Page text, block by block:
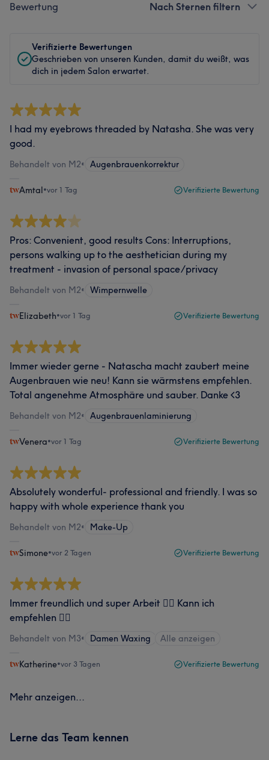
Bewertung Nach Sternen filtern
Verifizierte Bewertungen
Geschrieben von unseren Kunden, damit du weißt, was
dich in jedem Salon erwartet.
I had my eyebrows threaded by Natasha. She was very
good.
Behandelt von M2• Augenbrauenkorrektur
Amtal•vor 1 Tag Verifizierte Bewertung
Pros: Convenient, good results Cons: Interruptions,
persons walking up to the aesthetician during my
treatment - invasion of personal space/privacy
Behandelt von M2• Wimpernwelle
Elizabeth•vor 1 Tag Verifizierte Bewertung
Immer wieder gerne - Natascha macht zaubert meine
Augenbrauen wie neu! Kann sie wärmstens empfehlen.
Total angenehme Atmosphäre und sauber. Danke <3
Behandelt von M2• Augenbrauenlaminierung
Venera•vor 1 Tag Verifizierte Bewertung
Absolutely wonderful- professional and friendly. I was so
happy with whole experience thank you
Behandelt von M2• Make-Up
Simone•vor 2 Tagen Verifizierte Bewertung
Immer freundlich und super Arbeit 👍🏻 Kann ich
empfehlen 👍🏻
Behandelt von M3• Damen Waxing Alle anzeigen
Katherine•vor 3 Tagen Verifizierte Bewertung
Mehr anzeigen...
Lerne das Team kennen